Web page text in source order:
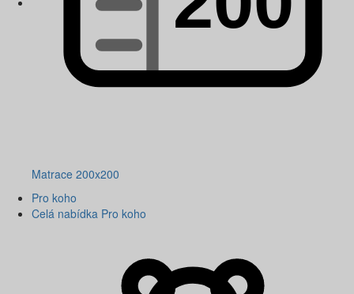
Matrace 200x200
Pro koho
Celá nabídka Pro koho